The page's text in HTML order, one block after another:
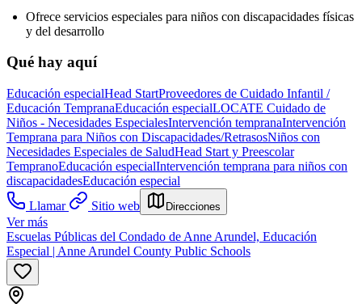
Ofrece servicios especiales para niños con discapacidades físicas
y del desarrollo
Qué hay aquí
Educación especialHead StartProveedores de Cuidado Infantil /
Educación TempranaEducación especialLOCATE Cuidado de
Niños - Necesidades EspecialesIntervención tempranaIntervención
Temprana para Niños con Discapacidades/RetrasosNiños con
Necesidades Especiales de SaludHead Start y Preescolar
TempranoEducación especialIntervención temprana para niños con
discapacidadesEducación especial
Llamar
Sitio web Direcciones
Ver más
Escuelas Públicas del Condado de Anne Arundel, Educación
Especial | Anne Arundel County Public Schools